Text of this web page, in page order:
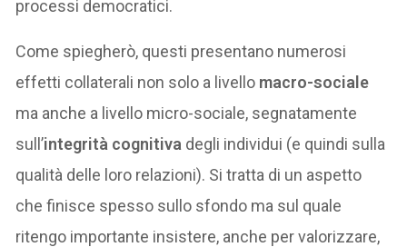
processi democratici.
Come spiegherò, questi presentano numerosi
effetti collaterali non solo a livello macro-sociale
ma anche a livello micro-sociale, segnatamente
sull’integrità cognitiva degli individui (e quindi sulla
qualità delle loro relazioni). Si tratta di un aspetto
che finisce spesso sullo sfondo ma sul quale
ritengo importante insistere, anche per valorizzare,